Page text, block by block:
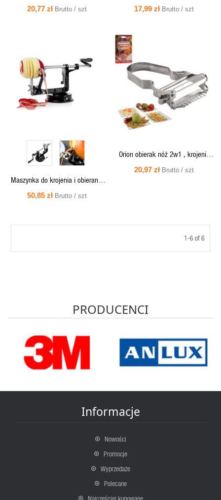
metalowy pionowy LUXY 17cm -
20,77 zł Brutto / szt
stalowy podwójny 11,5 cm - Orion
17,99 zł Brutto / szt
PODGLĄD
Maszynka do krojenia i obierania
jabłek, stalowa - 125705 Orion
50,85 zł Brutto / szt
PODGLĄD
Orion obierak nóż 2w1 , krojenie
plastró z wzorem , inox , 5x11,5cm
20,97 zł Brutto / szt
1-6 of 6
PRODUCENCI
Informacje
Nowości
Promocje
Wyprzedaże
Polecane
Najczęściej kupowane